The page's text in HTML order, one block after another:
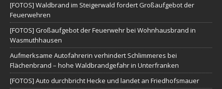
[FOTOS] Waldbrand im Steigerwald fordert Großaufgebot der
Feuerwehren
[FOTOS] Großaufgebot der Feuerwehr bei Wohnhausbrand in
Wasmuthhausen
Aufmerksame Autofahrerin verhindert Schlimmeres bei
Flächenbrand – hohe Waldbrandgefahr in Unterfranken
[FOTOS] Auto durchbricht Hecke und landet an Friedhofsmauer